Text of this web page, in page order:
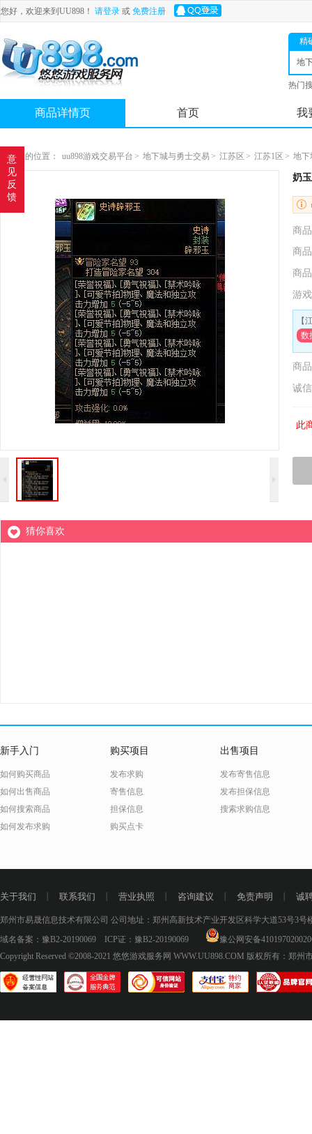
您好，欢迎来到UU898！ 请登录 或 免费注册
精
地
士
热门
商品详情页 首页 我
您现在的位置： uu898游戏交易平台 > 地下城与勇士交易 > 江苏区 > 江苏1区 > 地下
奶
商
商
商
游
【
数
商
诚
此
猜你喜欢
新手入门
如何购买商品
如何出售商品
如何搜索商品
如何发布求购
购买项目
发布求购
寄售信息
担保信息
购买点卡
出售项目
发布寄售信息
发布担保信息
搜索求购信息
关于我们 联系我们 营业执照 咨询建议 免责声明 诚
郑州市易晟信息技术有限公司 公司地址：郑州高新技术产业开发区科学大道53号3号
域名备案： 豫B2-20190069 ICP证： 豫B2-20190069
豫公网安备
Copyright Reserved ©2008-2021 悠悠游戏服务网 WWW.UU898.COM 版权所有：郑州
意
见
反
馈